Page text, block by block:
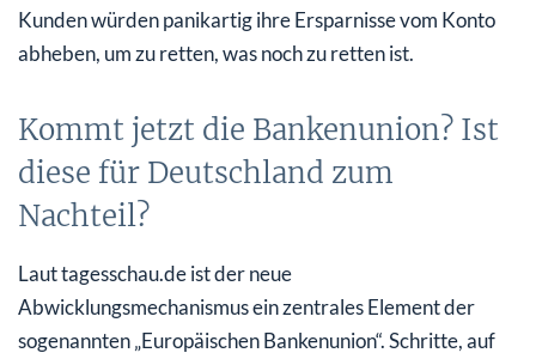
Kunden würden panikartig ihre Ersparnisse vom Konto
abheben, um zu retten, was noch zu retten ist.
Kommt jetzt die Bankenunion? Ist
diese für Deutschland zum
Nachteil?
Laut tagesschau.de ist der neue
Abwicklungsmechanismus ein zentrales Element der
sogenannten „Europäischen Bankenunion“. Schritte, auf